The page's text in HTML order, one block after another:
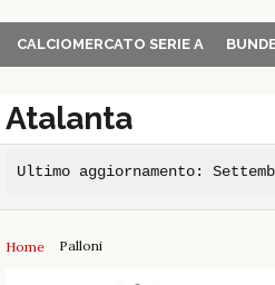
CALCIOMERCATO SERIE A
Atalanta
Ultimo aggiornamento:
Home Palloni